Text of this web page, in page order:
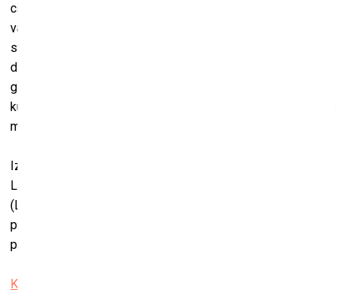
cilvēka iekšējo pasauli. Abstraktās un sirreālās fotogrāfijas
valodā Veronika pēta robežu starp redzamo un izjūtamo,
starp to, kas paliek, un to, kas izzūd. Darbi atklāj atmiņu kā
dzīvu un mainīgu pieredzi, kas vienlaikus ir gan personiska,
gan universāla. Izstāde aicina uz atmiņu un izjūtu dialogu,
kur simboli kļūst par emocionālu atspulgu un introspekcijas
mediju.
Izstāde tapusi kā daļa no autores kvalifikācijas darba
Latvijas Kultūras akadēmijas Latvijas Kultūras koledžas
(LKA LKK) īsā cikla programmā “Kultūras un mākslas
procesu organizēšana” ar specializāciju foto un video
producēšanā.
Kultūras telpa RAA